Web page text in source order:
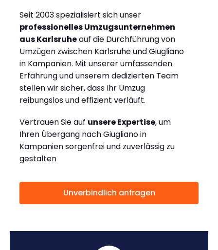
Seit 2003 spezialisiert sich unser
professionelles Umzugsunternehmen
aus Karlsruheauf die Durchführung von
Umzügen zwischen Karlsruhe und Giugliano
in Kampanien. Mit unserer umfassenden
Erfahrung und unserem dedizierten Team
stellen wir sicher, dass Ihr Umzug
reibungslos und effizient verläuft.
Vertrauen Sie auf unsere Expertise, um
Ihren Übergang nach Giugliano in
Kampanien sorgenfrei und zuverlässig zu
gestalten
Unverbindlich anfragen